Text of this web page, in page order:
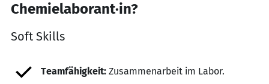
Chemielaborant·in?
Soft Skills
Teamfähigkeit: Zusammenarbeit im Labor.